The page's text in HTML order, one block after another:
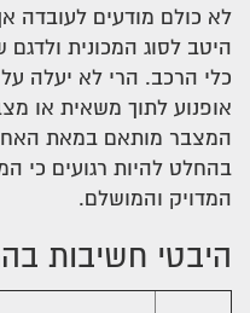
לא כולם מודעים לעובדה
היטב לסוג המכונית
כלי הרכב. הרי לא יעלה
אופנוע לתוך משאית או
המצבר מותאם במאת
בהחלט להיות רגועים כי
המדויק והמושלם.
היבטי חשיבות